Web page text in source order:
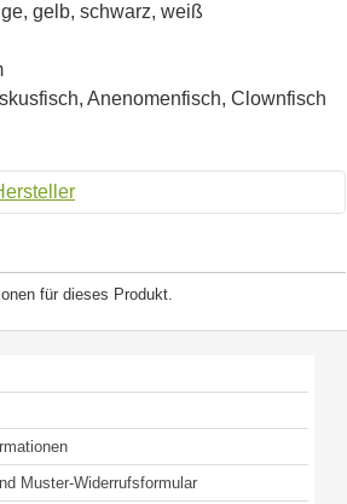
gelb, schwarz, weiß
Anenomenfisch, Clownfisch
für dieses Produkt.
Muster-Widerrufsformular